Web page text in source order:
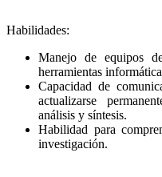
Habilidades:
Manejo de equipos
herramientas
Capacidad de
actualizarse
análisis y síntesis.
Habilidad para
investigación.